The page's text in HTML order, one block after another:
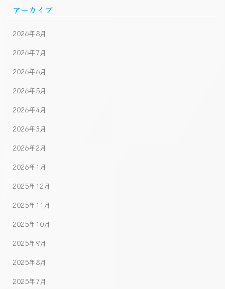
アーカイブ
2026年8月
2026年7月
2026年6月
2026年5月
2026年4月
2026年3月
2026年2月
2026年1月
2025年12月
2025年11月
2025年10月
2025年9月
2025年8月
2025年7月